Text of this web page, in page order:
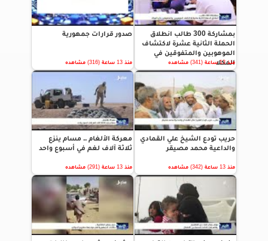
بمشاركة 300 طالب انطلاق
الحملة الثانية عشرة لاكتشاف
الموهوبين والمتفوقين في
المكلا
منذ 13 ساعة (341) مشاهده
صدور قرارات جمهورية
منذ 13 ساعة (316) مشاهده
حريب تودع الشيخ علي القمادي
والداعية محمد مصيقر
منذ 13 ساعة (342) مشاهده
معركة الألغام .. مسام ينزع
ثلاثة آلاف لغم في أسبوع واحد
منذ 13 ساعة (291) مشاهده